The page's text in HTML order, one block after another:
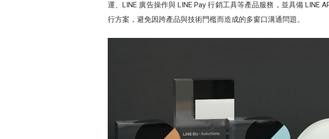
運、LINE 廣告操作與 LINE Pay 行銷工具等產品服務，並具備 LINE
行方案，避免因跨產品與技術門檻而造成的多窗口溝通問題。